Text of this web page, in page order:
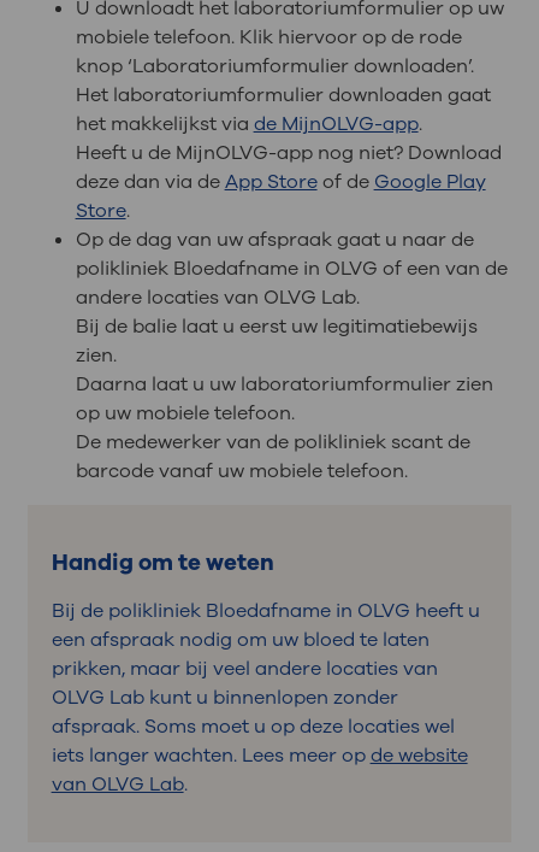
U downloadt het laboratoriumformulier op uw
mobiele telefoon. Klik hiervoor op de rode
knop ‘Laboratoriumformulier downloaden’.
Het laboratoriumformulier downloaden gaat
het makkelijkst via de MijnOLVG-app.
Heeft u de MijnOLVG-app nog niet? Download
deze dan via deApp Storeof de Google Play
Store.
Op de dag van uw afspraak gaat u naar de
polikliniek Bloedafname in OLVG of een van de
andere locaties van OLVG Lab.
Bij de balie laat u eerst uw legitimatiebewijs
zien.
Daarna laat u uw laboratoriumformulier zien
op uw mobiele telefoon.
De medewerker van de polikliniek scant de
barcode vanaf uw mobiele telefoon.
Handig om te weten
Bij de polikliniek Bloedafname in OLVG heeft u
een afspraak nodig om uw bloed te laten
prikken, maar bij veel andere locaties van
OLVG Lab kunt u binnenlopen zonder
afspraak. Soms moet u op deze locaties wel
iets langer wachten. Lees meer opde website
van OLVG Lab.